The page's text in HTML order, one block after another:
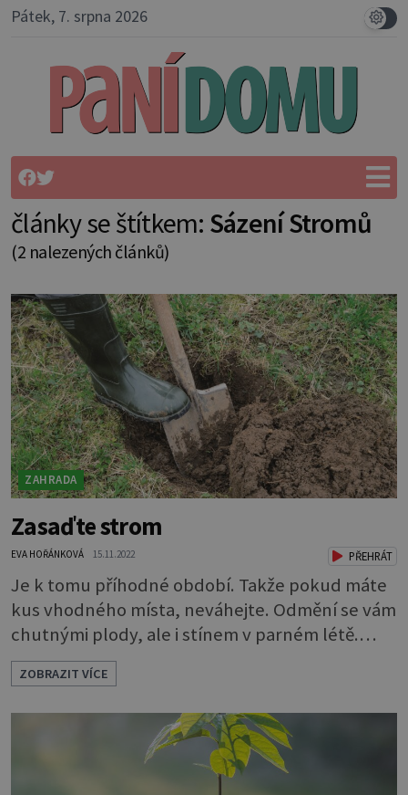
Pátek, 7. srpna 2026
články se štítkem: Sázení Stromů
(2 nalezených článků)
ZAHRADA
Zasaďte strom
EVA HOŘÁNKOVÁ 15.11.2022 PŘEHRÁT
Je k tomu příhodné období. Takže pokud máte
kus vhodného místa, neváhejte. Odmění se vám
chutnými plody, ale i stínem v parném létě.
Sázet můžete kromě choulostivých druhů
broskvoní a meruněk prakticky všechny u nás
běžné ovocné stromky. A není to žádná věda.
Dostanete koupit spoustu předpěstovaných
sazenic, někdy i v kontejneru (u těch nemusíte
hledět až tak na datum výsadby). Přesto je
ZOBRAZIT VÍCE